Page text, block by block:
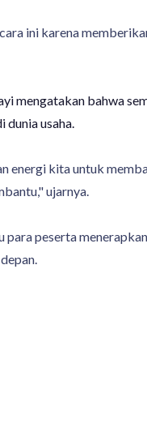
ini karena
mengatakan bahwa
dunia usaha.
kita untuk
ujarnya.
peserta